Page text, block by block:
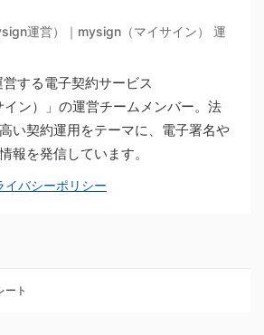
運営）｜mysign（マイサイン） 運
する電子契約サービス
イン）」の運営チームメンバー。法
い契約運用をテーマに、電子署名や
報を発信しています。
イバシーポリシー
ート